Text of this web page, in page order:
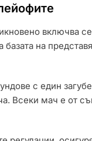
включва
на
с един
Всеки мач е от